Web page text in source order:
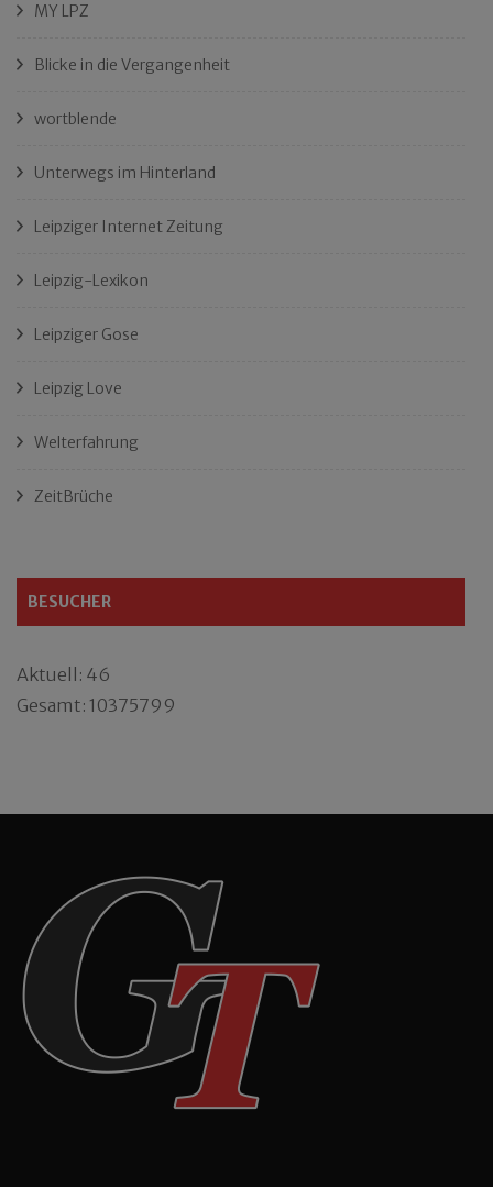
MY LPZ
Blicke in die Vergangenheit
wortblende
Unterwegs im Hinterland
Leipziger Internet Zeitung
Leipzig-Lexikon
Leipziger Gose
Leipzig Love
Welterfahrung
ZeitBrüche
BESUCHER
Aktuell: 46
Gesamt: 10375799